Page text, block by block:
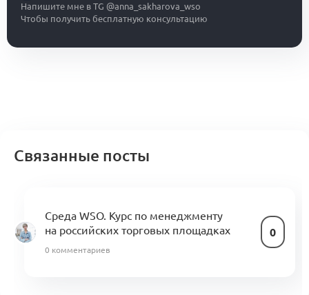
Напишите мне в TG @anna_sakharova_wso
Чтобы получить бесплатную консультацию
Связанные посты
Среда WSO. Курс по менеджменту
на российских торговых площадках
0
0 комментариев